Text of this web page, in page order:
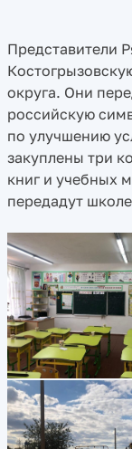
Представители
округа. Они
российскую
по улучшению
закуплены три
книг и учебных
передадут